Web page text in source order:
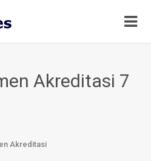
Akreditasi 7
Akreditasi